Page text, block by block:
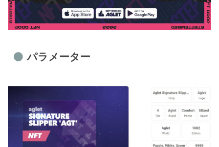
パラメーター